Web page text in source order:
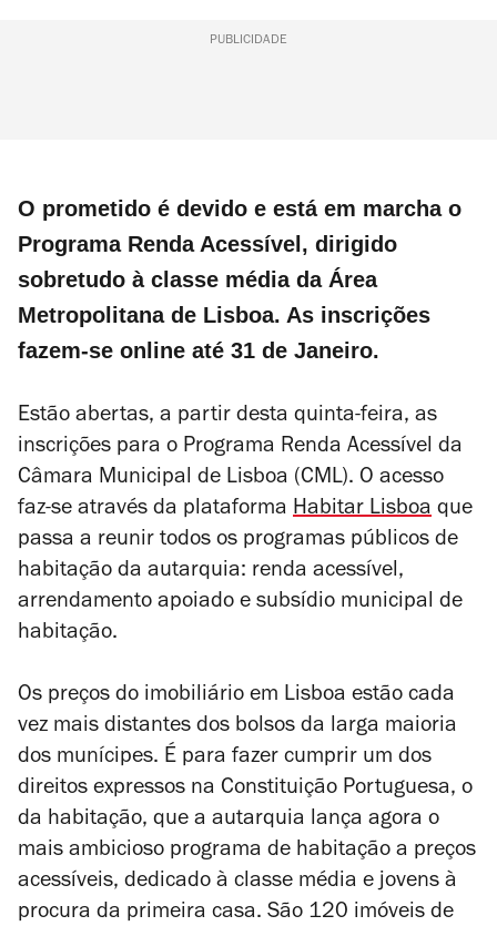
PUBLICIDADE
O prometido é devido e está em marcha o
Programa Renda Acessível, dirigido
sobretudo à classe média da Área
Metropolitana de Lisboa. As inscrições
fazem-se online até 31 de Janeiro.
Estão abertas, a partir desta quinta-feira, as
inscrições para o Programa Renda Acessível da
Câmara Municipal de Lisboa (CML). O acesso
faz-se através da plataforma Habitar Lisboa que
passa a reunir todos os programas públicos de
habitação da autarquia: renda acessível,
arrendamento apoiado e subsídio municipal de
habitação.
Os preços do imobiliário em Lisboa estão cada
vez mais distantes dos bolsos da larga maioria
dos munícipes. É para fazer cumprir um dos
direitos expressos na Constituição Portuguesa, o
da habitação, que a autarquia lança agora o
mais ambicioso programa de habitação a preços
acessíveis, dedicado à classe média e jovens à
procura da primeira casa. São 120 imóveis de